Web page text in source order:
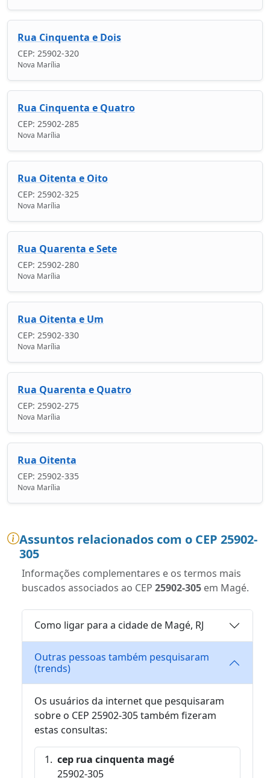
Rua Cinquenta e Dois
CEP: 25902-320
Nova Marília
Rua Cinquenta e Quatro
CEP: 25902-285
Nova Marília
Rua Oitenta e Oito
CEP: 25902-325
Nova Marília
Rua Quarenta e Sete
CEP: 25902-280
Nova Marília
Rua Oitenta e Um
CEP: 25902-330
Nova Marília
Rua Quarenta e Quatro
CEP: 25902-275
Nova Marília
Rua Oitenta
CEP: 25902-335
Nova Marília
Assuntos relacionados com o CEP 25902-
305
Informações complementares e os termos mais
buscados associados ao CEP 25902-305 em Magé.
Como ligar para a cidade de Magé, RJ
Outras pessoas também pesquisaram
(trends)
Os usuários da internet que pesquisaram
sobre o CEP 25902-305 também fizeram
estas consultas:
cep rua cinquenta magé
25902-305